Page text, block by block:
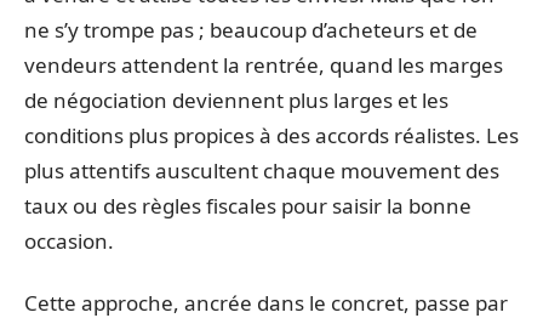
ne s’y trompe pas ; beaucoup d’acheteurs et de
vendeurs attendent la rentrée, quand les marges
de négociation deviennent plus larges et les
conditions plus propices à des accords réalistes. Les
plus attentifs auscultent chaque mouvement des
taux ou des règles fiscales pour saisir la bonne
occasion.
Cette approche, ancrée dans le concret, passe par